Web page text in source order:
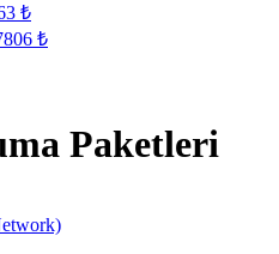
₺
₺
Paketleri